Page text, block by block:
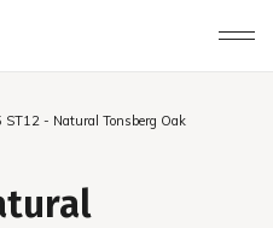
ST12 - Natural Tonsberg Oak